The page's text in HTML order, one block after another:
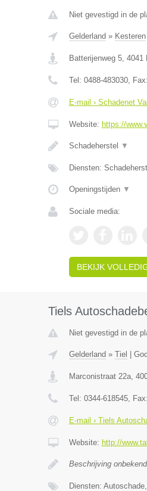
Niet gevestigd in de
Gelderland » Kesteren|
Batterijenweg 5, 4041
Tel: 0488-483030, Fax:
E-mail › Schadenet
Website: https://
Schadeherstel ▼
Diensten:
Openingstijden ▼
Sociale media:
BEKIJK
Tiels
Niet gevestigd in de
Gelderland » Tiel
Marconistraat 22a,
Tel: 0344-618545, Fax:
E-mail › Tiels
Website: http://
Beschrijving onbekend
Diensten: